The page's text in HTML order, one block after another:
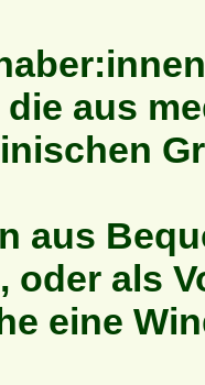
die aus
aus
oder als
eine